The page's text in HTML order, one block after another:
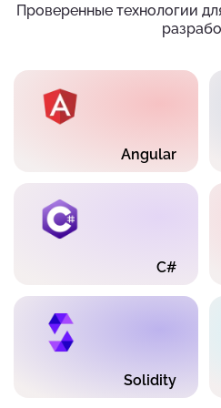
Проверенные технологии
Angular
C#
Solidity